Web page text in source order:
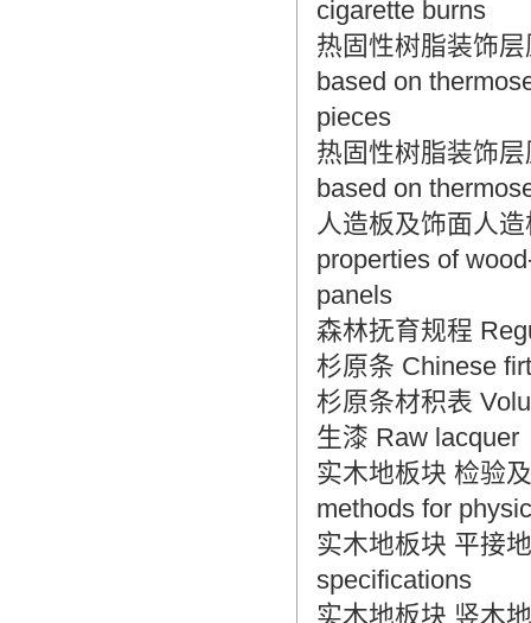
cigarette burns
热固性树脂装饰
based on
pieces
热固性树脂装饰
based on
人造板及饰面人
properties of
panels
森林抚育规程
杉原条 Chinese
杉原条材积表
生漆 Raw lacquer
实木地板块 检验
methods for
实木地板块 平接
specifications
实木地板块 竖木